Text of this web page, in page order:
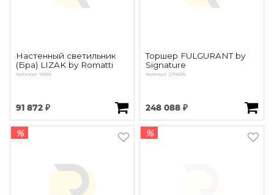
Настенный светильник
(Бра) LIZAK by Romatti
Артикул: W656
91 872 ₽
Торшер FULGURANT by
Signature
Артикул: OT4536
248 088 ₽
% %